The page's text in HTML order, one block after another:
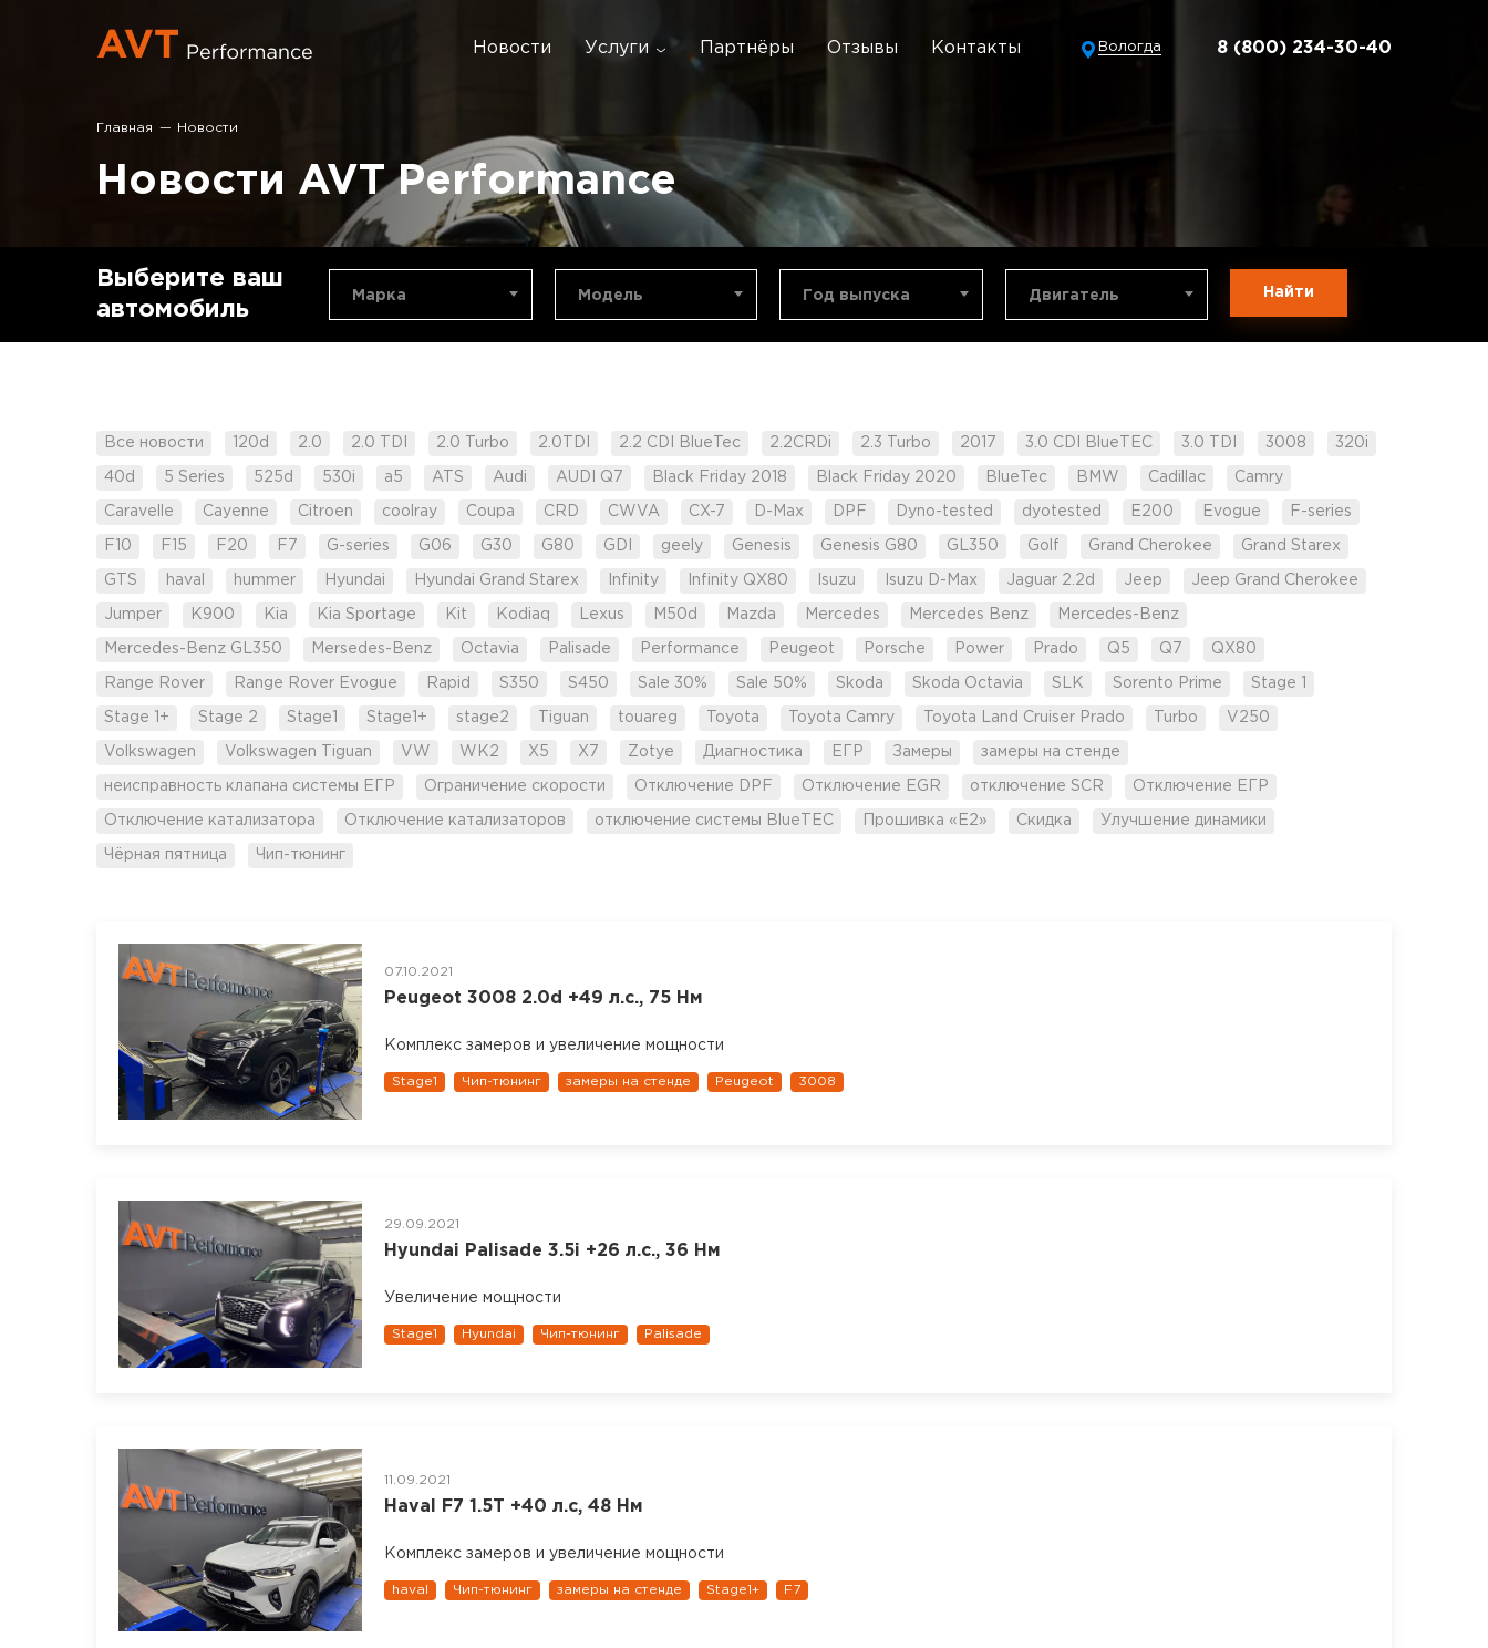
Новости Услуги Партнёры Отзывы Контакты Вологда 8 (800) 234-30-40
Главная Новости
Новости AVT Performance
Выберите ваш
автомобиль
Марка Модель Год выпуска Двигатель Найти
Все новости 120d 2.0 2.0 TDI 2.0 Turbo 2.0TDI 2.2 CDI BlueTec 2.2CRDi 2.3 Turbo 2017 3.0 CDI BlueTEC 3.0 TDI 3008 320i
40d 5 Series 525d 530i a5 ATS Audi AUDI Q7 Black Friday 2018 Black Friday 2020 BlueTec BMW Cadillac Camry
Caravelle Cayenne Citroen coolray Coupa CRD CWVA CX-7 D-Max DPF Dyno-tested dyotested E200 Evogue F-series
F10 F15 F20 F7 G-series G06 G30 G80 GDI geely Genesis Genesis G80 GL350 Golf Grand Cherokee Grand Starex
GTS haval hummer Hyundai Hyundai Grand Starex Infinity Infinity QX80 Isuzu Isuzu D-Max Jaguar 2.2d Jeep Jeep Grand Cherokee
Jumper K900 Kia Kia Sportage Kit Kodiaq Lexus M50d Mazda Mercedes Mercedes Benz Mercedes-Benz
Mercedes-Benz GL350 Mersedes-Benz Octavia Palisade Performance Peugeot Porsche Power Prado Q5 Q7 QX80
Range Rover Range Rover Evogue Rapid S350 S450 Sale 30% Sale 50% Skoda Skoda Octavia SLK Sorento Prime Stage 1
Stage 1+ Stage 2 Stage1 Stage1+ stage2 Tiguan touareg Toyota Toyota Camry Toyota Land Cruiser Prado Turbo V250
Volkswagen Volkswagen Tiguan VW WK2 X5 X7 Zotye Диагностика ЕГР Замеры замеры на стенде
неисправность клапана системы ЕГР Ограничение скорости Отключение DPF Отключение EGR отключение SCR Отключение ЕГР
Отключение катализатора Отключение катализаторов отключение системы BlueTEC Прошивка «Е2» Скидка Улучшение динамики
Чёрная пятница Чип-тюнинг
07.10.2021
Peugeot 3008 2.0d +49 л.с., 75 Нм
Комплекс замеров и увеличение мощности
Stage1 Чип-тюнинг замеры на стенде Peugeot 3008
29.09.2021
Hyundai Palisade 3.5i +26 л.с., 36 Нм
Увеличение мощности
Stage1 Hyundai Чип-тюнинг Palisade
11.09.2021
Haval F7 1.5T +40 л.с, 48 Нм
Комплекс замеров и увеличение мощности
haval Чип-тюнинг замеры на стенде Stage1+ F7